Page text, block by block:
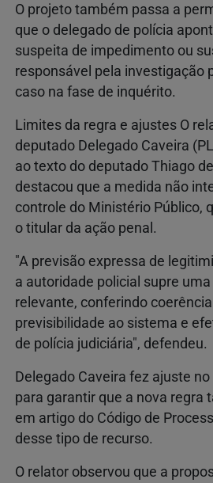
O projeto também passa a
que o delegado de polícia
suspeita de impedimento ou
responsável pela investigação
caso na fase de inquérito.
Limites da regra e ajustes O
deputado Delegado Caveira
ao texto do deputado Thiago
destacou que a medida não
controle do Ministério Público,
o titular da ação penal.
"A previsão expressa de
a autoridade policial supre
relevante, conferindo
previsibilidade ao sistema e
de polícia judiciária", defendeu.
Delegado Caveira fez ajuste
para garantir que a nova regra
em artigo do Código de
desse tipo de recurso.
O relator observou que a